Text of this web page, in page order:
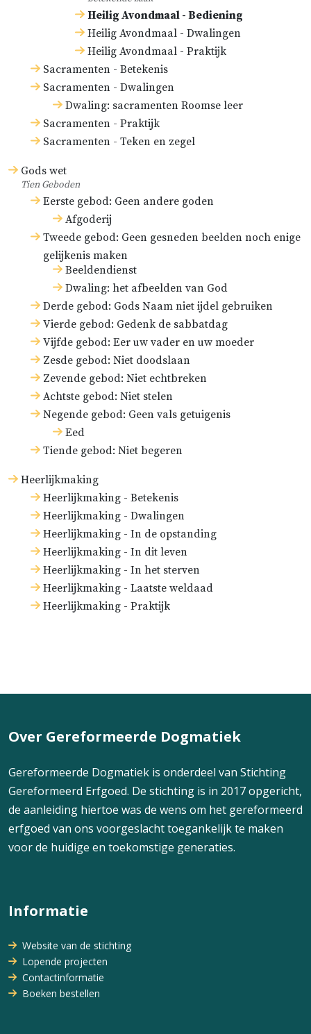
Heilig Avondmaal - Bediening
Heilig Avondmaal - Dwalingen
Heilig Avondmaal - Praktijk
Sacramenten - Betekenis
Sacramenten - Dwalingen
Dwaling: sacramenten Roomse leer
Sacramenten - Praktijk
Sacramenten - Teken en zegel
Gods wet
Tien Geboden
Eerste gebod: Geen andere goden
Afgoderij
Tweede gebod: Geen gesneden beelden noch enige
gelijkenis maken
Beeldendienst
Dwaling: het afbeelden van God
Derde gebod: Gods Naam niet ijdel gebruiken
Vierde gebod: Gedenk de sabbatdag
Vijfde gebod: Eer uw vader en uw moeder
Zesde gebod: Niet doodslaan
Zevende gebod: Niet echtbreken
Achtste gebod: Niet stelen
Negende gebod: Geen vals getuigenis
Eed
Tiende gebod: Niet begeren
Heerlijkmaking
Heerlijkmaking - Betekenis
Heerlijkmaking - Dwalingen
Heerlijkmaking - In de opstanding
Heerlijkmaking - In dit leven
Heerlijkmaking - In het sterven
Heerlijkmaking - Laatste weldaad
Heerlijkmaking - Praktijk
Over Gereformeerde Dogmatiek
Gereformeerde Dogmatiek is onderdeel van Stichting
Gereformeerd Erfgoed. De stichting is in 2017 opgericht,
de aanleiding hiertoe was de wens om het gereformeerd
erfgoed van ons voorgeslacht toegankelijk te maken
voor de huidige en toekomstige generaties.
Informatie
Website van de stichting
Lopende projecten
Contactinformatie
Boeken bestellen